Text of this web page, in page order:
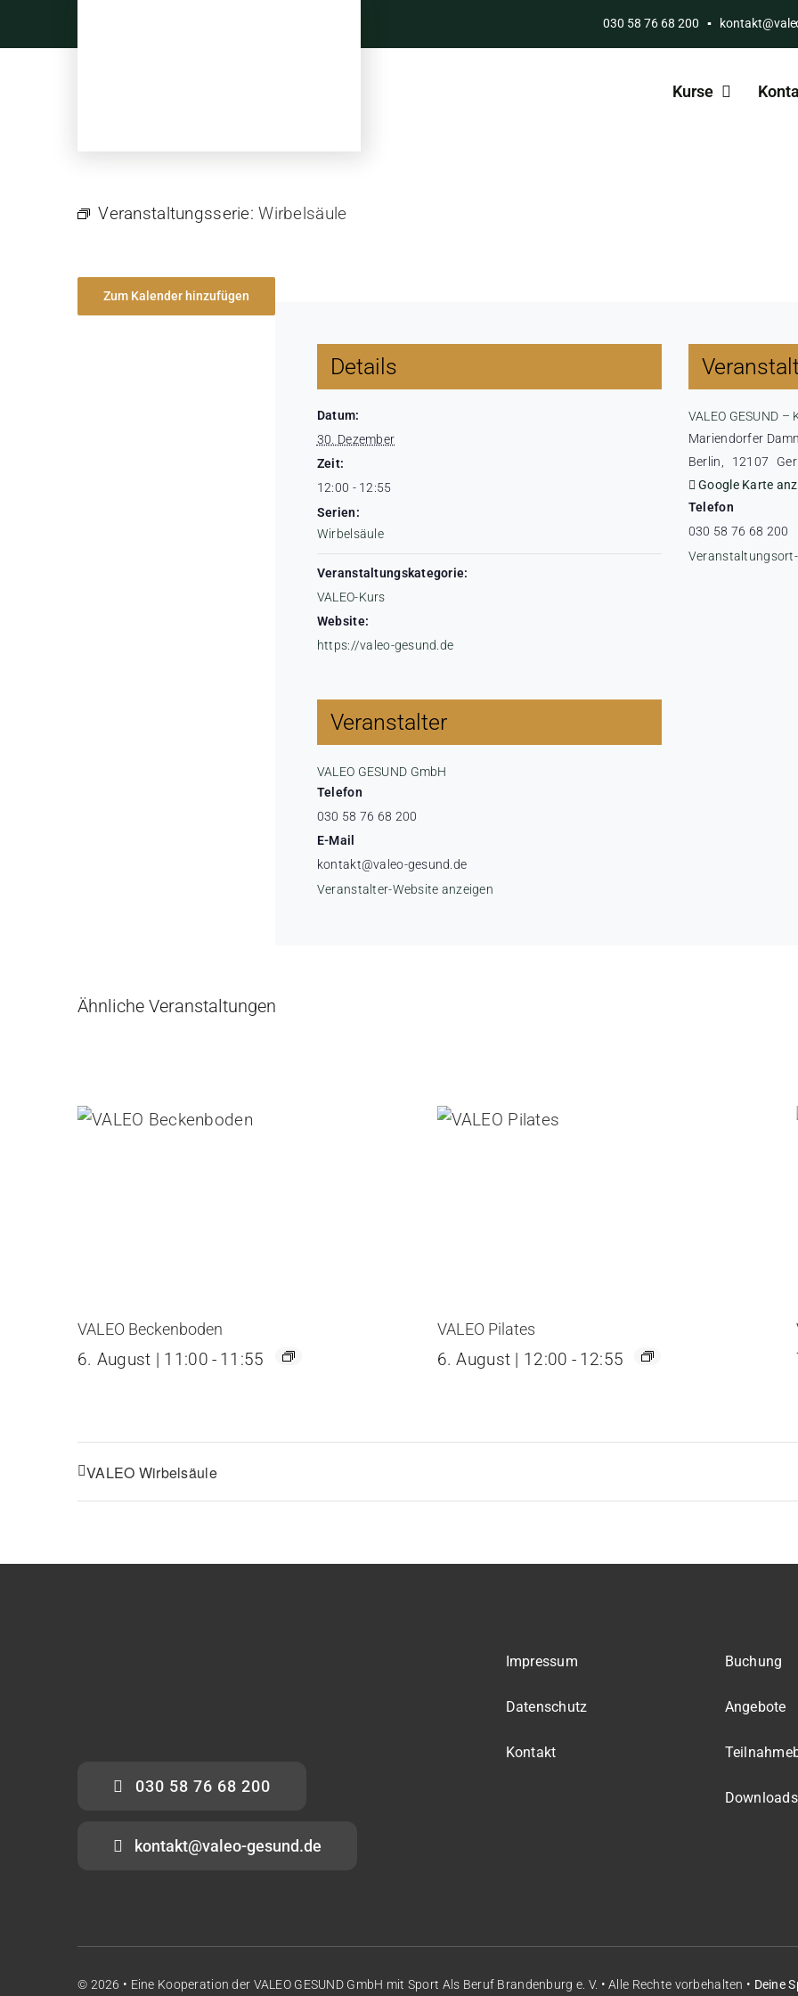
030 58 76 68 200 ▪
Kurse
Veranstaltungsserie:Wirbelsäule
Zum Kalender hinzufügen
Details
Datum:
30. Dezember
Zeit:
12:00 - 12:55
Serien:
Wirbelsäule
Veranstaltungskategorie:
VALEO-Kurs
Website:
https://valeo-gesund.de
Veranstalter
VALEO GESUND GmbH
Telefon
030 58 76 68 200
E-Mail
kontakt@valeo-gesund.de
Veranstalter-Website anzeigen
VALEO GESUND –
Mariendorfer
Berlin
12107
Google Karte
Telefon
030 58 76 68 200
Ähnliche Veranstaltungen
VALEO Beckenboden
6. August | 11:00 - 11:55
VALEO Pilates
6. August | 12:00 - 12:55
VALEO Wirbelsäule
030 58 76 68 200
kontakt@valeo-gesund.de
Impressum
Datenschutz
Kontakt
Buchung
Angebote
Downloads
© 2026 • Eine Kooperation der VALEO GESUND GmbH mit Sport Als Beruf Brandenburg e. V. • Alle Rechte vorbehalten • Deine